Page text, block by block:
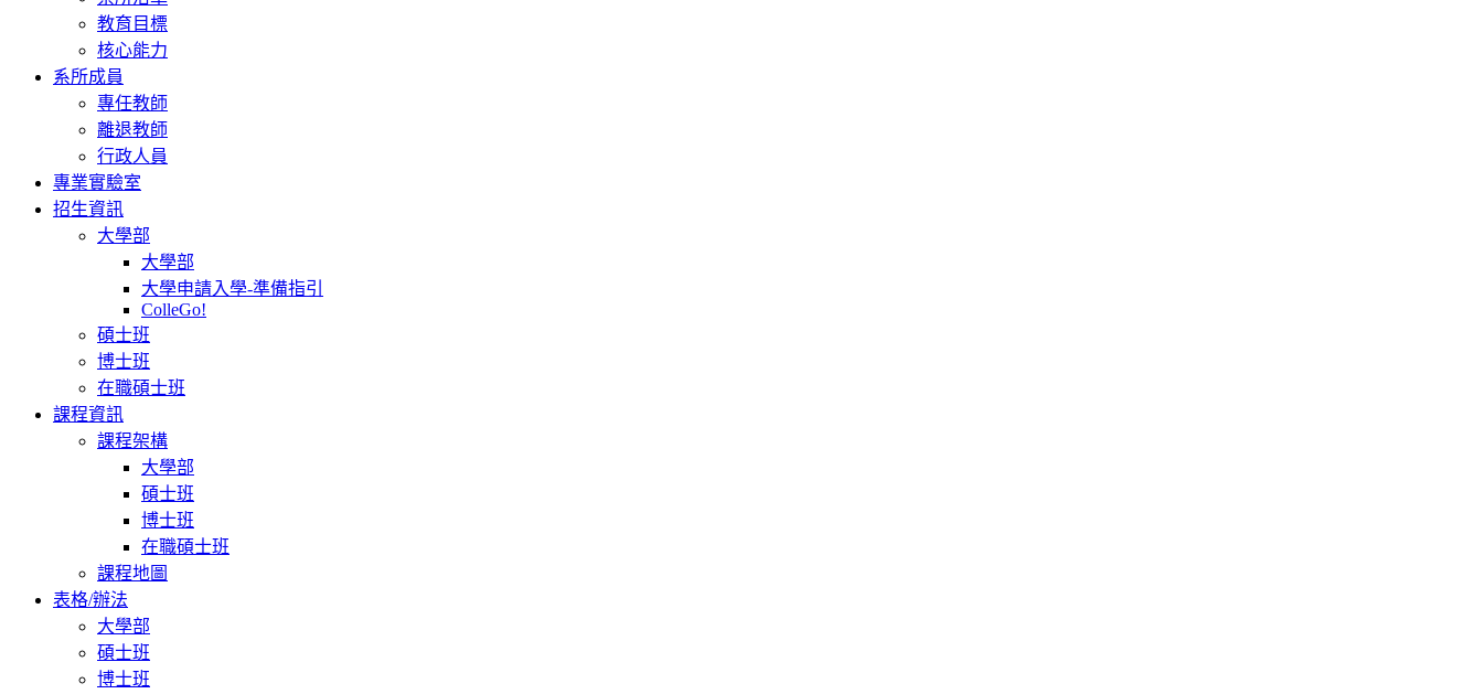
教育目標
核心能力
系所成員
專任教師
離退教師
行政人員
專業實驗室
招生資訊
大學部
大學部
大學申請入學-準備指引
ColleGo!
碩士班
博士班
在職碩士班
課程資訊
課程架構
大學部
碩士班
博士班
在職碩士班
課程地圖
表格/辦法
大學部
碩士班
博士班